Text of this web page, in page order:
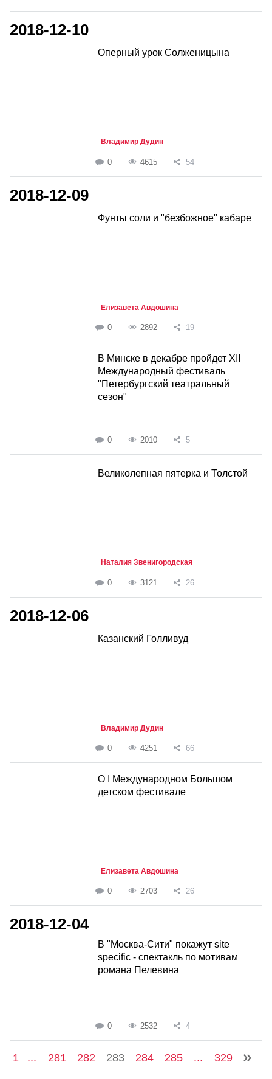
2018-12-10
Оперный урок Солженицына
Владимир Дудин
0 4615 54
2018-12-09
Фунты соли и "безбожное" кабаре
Елизавета Авдошина
0 2892 19
В Минске в декабре пройдет XII
Международный фестиваль
"Петербургский театральный
сезон"
0 2010 5
Великолепная пятерка и Толстой
Наталия Звенигородская
0 3121 26
2018-12-06
Казанский Голливуд
Владимир Дудин
0 4251 66
О I Международном Большом
детском фестивале
Елизавета Авдошина
0 2703 26
2018-12-04
В "Москва-Сити" покажут site
specific - спектакль по мотивам
романа Пелевина
0 2532 4
1 ... 281 282 283 284 285 ... 329